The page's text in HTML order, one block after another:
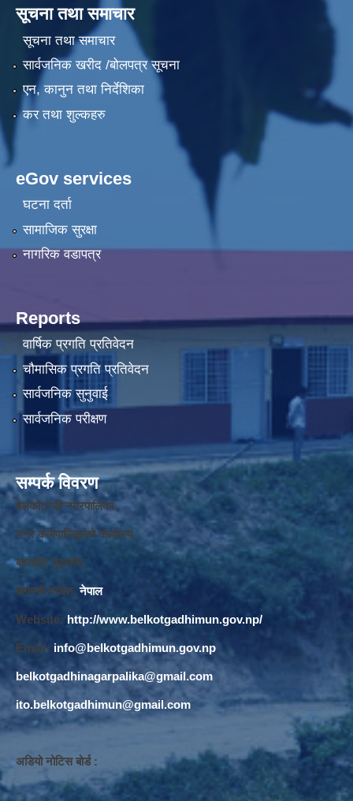
सूचना तथा समाचार
सूचना तथा समाचार
सार्वजनिक खरीद /बोलपत्र सूचना
एन, कानुन तथा निर्देशिका
कर तथा शुल्कहरु
eGov services
घटना दर्ता
सामाजिक सुरक्षा
नागरिक वडापत्र
Reports
वार्षिक प्रगति प्रतिवेदन
चौमासिक प्रगति प्रतिवेदन
सार्वजनिक सुनुवाई
सार्वजनिक परीक्षण
सम्पर्क विवरण
बेलकोटगढी नगरपालिका ,
नगर कार्यपालिकाको कार्यालय,
बाघखोर नुवाकोट,
बागमती प्रदेश, नेपाल
Website: http://www.belkotgadhimun.gov.np/
Email: info@belkotgadhimun.gov.np
belkotgadhinagarpalika@gmail.com
ito.belkotgadhimun@gmail.com
अडियो नोटिस बोर्ड :